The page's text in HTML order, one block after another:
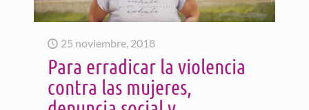
25 noviembre, 2018
Para erradicar la violencia
contra las mujeres,